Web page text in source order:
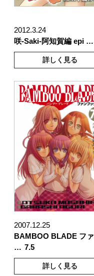
2012.3.24
咲-Saki-阿知賀編 epi …
詳しく見る
2007.12.25
BAMBOO BLADE ファ
… 7.5
詳しく見る